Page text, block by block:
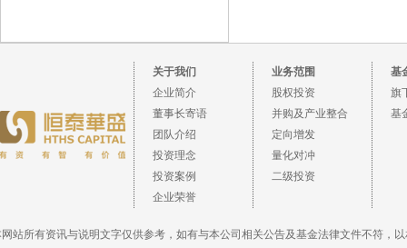
关于我们
企业简介
董事长寄语
团队介绍
投资理念
投资案例
企业荣誉
业务范围
股权投资
并购及产业整合
定向增发
量化对冲
二级投资
基
旗
基
站所有资讯与说明文字仅供参考，如有与本公司相关公告及基金法律文件不符，